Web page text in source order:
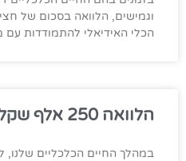
וגמישים, הלוואה בסכום של
הכלי האידיאלי להתמודדות עם
הלוואה 250 אלף שקל
במהלך החיים הכלכליים שלנו,